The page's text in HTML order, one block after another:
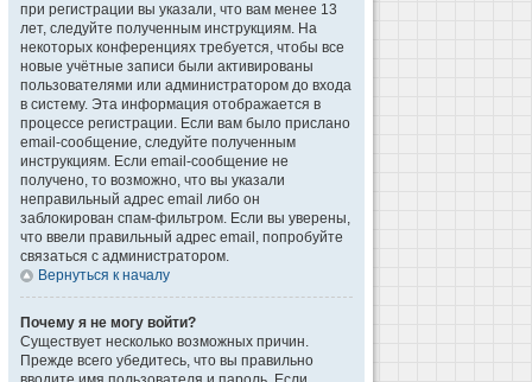
при регистрации вы указали, что вам менее 13
лет, следуйте полученным инструкциям. На
некоторых конференциях требуется, чтобы все
новые учётные записи были активированы
пользователями или администратором до входа
в систему. Эта информация отображается в
процессе регистрации. Если вам было прислано
email-сообщение, следуйте полученным
инструкциям. Если email-сообщение не
получено, то возможно, что вы указали
неправильный адрес email либо он
заблокирован спам-фильтром. Если вы уверены,
что ввели правильный адрес email, попробуйте
связаться с администратором.
Вернуться к началу
Почему я не могу войти?
Существует несколько возможных причин.
Прежде всего убедитесь, что вы правильно